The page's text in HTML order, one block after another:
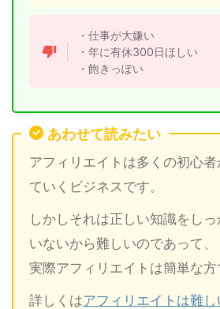
・仕事が大嫌い
・年に有休300日ほしい
・飽きっぽい
あわせて読みたい
アフィリエイトは多くの初心
ていくビジネスです。
しかしそれは正しい知識をし
いないから難しいのであって、
実際アフィリエイトは簡単な方
詳しくはアフィリエイトは難